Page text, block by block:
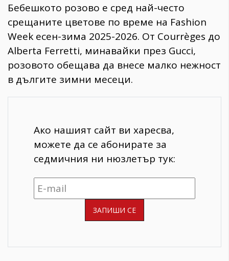
Бебешкото розово е сред най-често
срещаните цветове по време на Fashion
Week есен-зима 2025-2026. От Courrèges до
Alberta Ferretti, минавайки през Gucci,
розовото обещава да внесе малко нежност
в дългите зимни месеци.
Ако нашият сайт ви харесва,
можете да се абонирате за
седмичния ни нюзлетър тук: